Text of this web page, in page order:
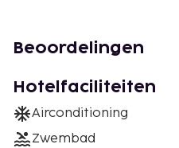
Beoordelingen
Hotelfaciliteiten
Airconditioning
Zwembad